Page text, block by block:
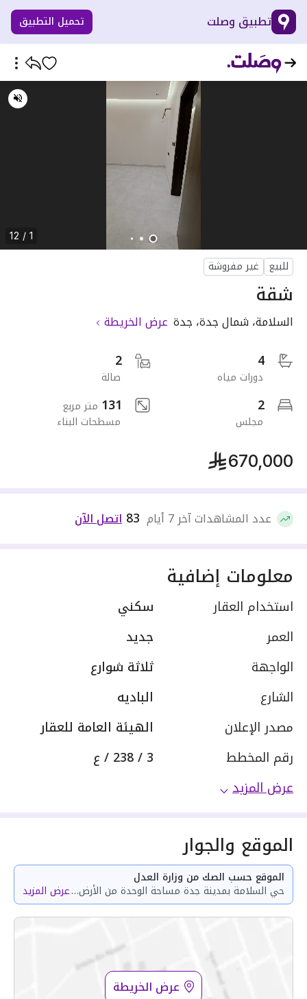
تطبيق وصلت تحميل التطبيق
1 / 12
للبيع غير مفروشة
شقة
السلامة، شمال جدة، جدة عرض الخريطة
4
دورات مياه
2
صالة
2
مجلس
131 متر مربع
مسطحات البناء
670,000
عدد المشاهدات آخر 7 أيام 83 اتصل الآن
معلومات إضافية
استخدام العقار
سكني
العمر
جديد
الواجهة
ثلاثة شوارع
الشارع
الباديه
مصدر الإعلان
الهيئة العامة للعقار
رقم المخطط
3 / 238 / ع
عرض المزيد
الموقع والجوار
الموقع حسب الصك من وزارة العدل
حي السلامة بمدينة جدة مساحة الوحدة من الأرض 34.91 متر وتختص من المنافع والأجزاء المشتركة بمساحة 71.97 مترعرض المزيد
عرض الخريطة